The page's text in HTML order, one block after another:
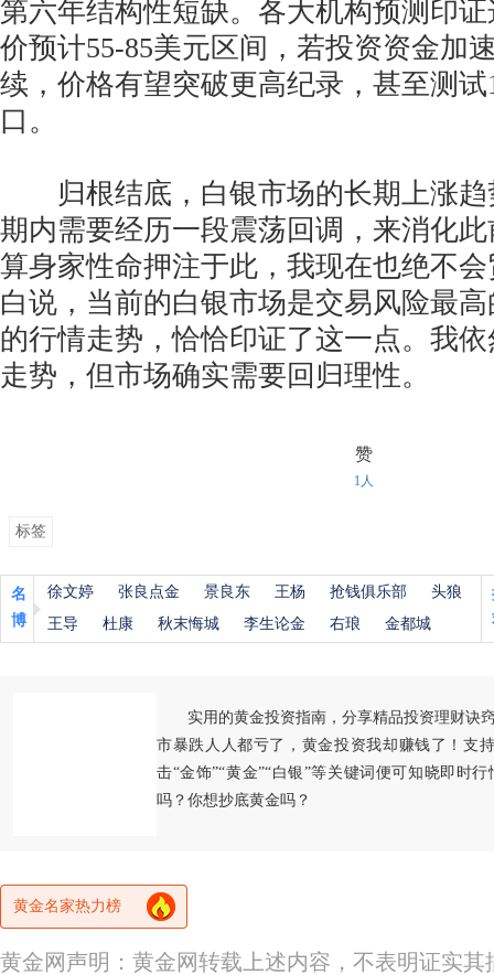
第六年结构性短缺。各大机构预测印
价预计55-85美元区间，若投资资金加
续，价格有望突破更高纪录，甚至测试
口。
归根结底，白银市场的长期上涨趋
期内需要经历一段震荡回调，来消化
算身家性命押注于此，我现在也绝不
白说，当前的白银市场是交易风险最
的行情走势，恰恰印证了这一点。我
走势，但市场确实需要回归理性。
赞
1人
标签
名
博
徐文婷 张良点金 景良东 王杨 抢钱俱乐部
头狼
王导
杜康 秋末悔城 李生论金 右琅 金都城
实用的黄金投资指南，分享精品投资理财诀
市暴跌人人都亏了，黄金投资我却赚钱了！支
击“金饰”“黄金”“白银”等关键词便可知晓即时
吗？你想抄底黄金吗？
黄金名家热力榜
黄金网声明：黄金网转载上述内容，不表明证实